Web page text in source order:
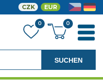
SUCHEN
0
CZK EUR
0